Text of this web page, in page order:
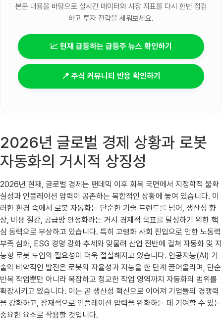
본문 내용을 바탕으로 실시간 데이터와 시장 지표를 다시 한번 점검
하고 투자 전략을 세워보세요.
📈 현재 급등하는 급등주 뉴스 확인하기
📍 주식 커뮤니티 반응 확인하기
2026년 글로벌 경제 상황과 로봇
자동화의 거시적 상징성
2026년 현재, 글로벌 경제는 팬데믹 이후 회복 국면에서 지정학적 불확
실성과 인플레이션 압력이 공존하는 복합적인 상황에 놓여 있습니다. 이
러한 환경 속에서 로봇 자동화는 단순한 기술 트렌드를 넘어, 생산성 향
상, 비용 절감, 공급망 안정화라는 거시 경제적 목표를 달성하기 위한 핵
심 동력으로 부상하고 있습니다. 특히 고령화 사회 진입으로 인한 노동력
부족 심화, ESG 경영 강화 추세와 맞물려 산업 전반에 걸쳐 자동화 및 지
능형 로봇 도입의 필요성이 더욱 절실해지고 있습니다. 인공지능(AI) 기
술의 비약적인 발전은 로봇의 자율성과 지능을 한 단계 끌어올리며, 단순
반복 작업뿐만 아니라 복잡하고 정교한 작업 영역까지 자동화의 범위를
확장시키고 있습니다. 이는 곧 생산성 혁신으로 이어져 기업들의 경쟁력
을 강화하고, 잠재적으로 인플레이션 압력을 완화하는 데 기여할 수 있는
중요한 요소로 작용할 것입니다.